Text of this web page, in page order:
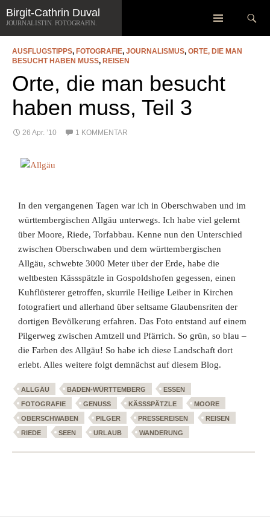
Zum
Inhalt
springen
Suchen
SCHLAGWORT-ARCHIV: RIEDE
AUSFLUGSTIPPS, FOTOGRAFIE, JOURNALISMUS, ORTE, DIE MAN
BESUCHT HABEN MUSS, REISEN
Orte, die man besucht
haben muss, Teil 3
26 Apr. ’10 1 KOMMENTAR
In den vergangenen Tagen war ich in Oberschwaben und im
württembergischen Allgäu unterwegs. Ich habe viel gelernt
über Moore, Riede, Torfabbau. Kenne nun den Unterschied
zwischen Oberschwaben und dem württembergischen
Allgäu, schwebte 3000 Meter über der Erde, habe die
weltbesten Kässspätzle in Gospoldshofen gegessen, einen
Kuhflüsterer getroffen, skurrile Heilige Leiber in Kirchen
fotografiert und allerhand über seltsame Glaubensriten der
dortigen Bevölkerung erfahren. Das Foto entstand auf einem
Pilgerweg zwischen Amtzell und Pfärrich. So grün, so blau –
die Farben des Allgäu! So habe ich diese Landschaft dort
erlebt. Alles weitere folgt demnächst auf diesem Blog.
ALLGÄU BADEN-WÜRTTEMBERG
ESSEN
FOTOGRAFIE
GENUSS KÄSSSPÄTZLE
MOORE
OBERSCHWABEN
PILGER PRESSEREISEN
REISEN
RIEDE
SEEN URLAUB WANDERUNG
Birgit-Cathrin Duval
JOURNALISTIN. FOTOGRAFIN.